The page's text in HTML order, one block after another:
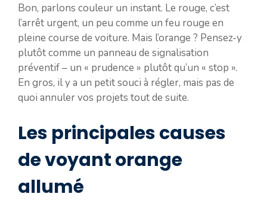
Bon, parlons couleur un instant. Le rouge, c’est
l’arrêt urgent, un peu comme un feu rouge en
pleine course de voiture. Mais l’orange ? Pensez-y
plutôt comme un panneau de signalisation
préventif – un « prudence » plutôt qu’un « stop ».
En gros, il y a un petit souci à régler, mais pas de
quoi annuler vos projets tout de suite.
Les principales causes
de voyant orange
allumé